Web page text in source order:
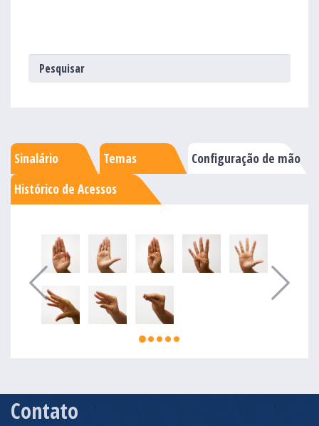
Sinalário Temas
Configuração de mão
Histórico de Acessos
Contato